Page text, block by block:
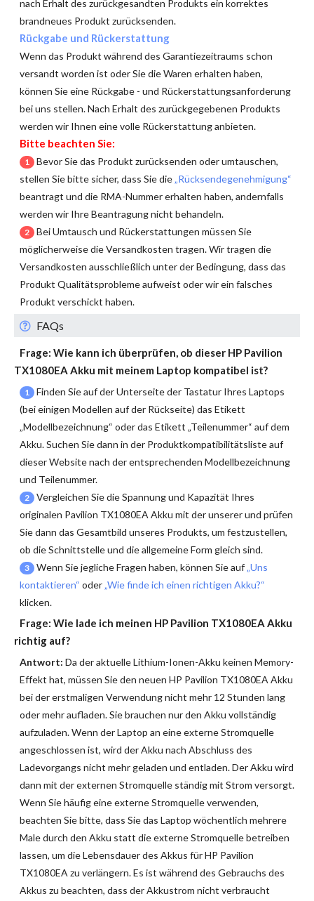
nach Erhalt des zurückgesandten Produkts ein korrektes
brandneues Produkt zurücksenden.
Rückgabe und Rückerstattung
Wenn das Produkt während des Garantiezeitraums schon
versandt worden ist oder Sie die Waren erhalten haben,
können Sie eine Rückgabe - und Rückerstattungsanforderung
bei uns stellen. Nach Erhalt des zurückgegebenen Produkts
werden wir Ihnen eine volle Rückerstattung anbieten.
Bitte beachten Sie:
1
Bevor Sie das Produkt zurücksenden oder umtauschen,
stellen Sie bitte sicher, dass Sie die „Rücksendegenehmigung“
beantragt und die RMA-Nummer erhalten haben, andernfalls
werden wir Ihre Beantragung nicht behandeln.
2
Bei Umtausch und Rückerstattungen müssen Sie
möglicherweise die Versandkosten tragen. Wir tragen die
Versandkosten ausschließlich unter der Bedingung, dass das
Produkt Qualitätsprobleme aufweist oder wir ein falsches
Produkt verschickt haben.
FAQs
Frage: Wie kann ich überprüfen, ob dieser HP Pavilion
TX1080EA Akku mit meinem Laptop kompatibel ist?
1
Finden Sie auf der Unterseite der Tastatur Ihres Laptops
(bei einigen Modellen auf der Rückseite) das Etikett
„Modellbezeichnung“ oder das Etikett „Teilenummer“ auf dem
Akku. Suchen Sie dann in der Produktkompatibilitätsliste auf
dieser Website nach der entsprechenden Modellbezeichnung
und Teilenummer.
2
Vergleichen Sie die Spannung und Kapazität Ihres
originalen Pavilion TX1080EA Akku mit der unserer und prüfen
Sie dann das Gesamtbild unseres Produkts, um festzustellen,
ob die Schnittstelle und die allgemeine Form gleich sind.
3 Wenn Sie jegliche Fragen haben, können Sie auf „Uns
kontaktieren“ oder „Wie finde ich einen richtigen Akku?“
klicken.
Frage: Wie lade ich meinen HP Pavilion TX1080EA Akku
richtig auf?
Antwort: Da der aktuelle Lithium-Ionen-Akku keinen Memory-
Effekt hat, müssen Sie den neuen HP Pavilion TX1080EA Akku
bei der erstmaligen Verwendung nicht mehr 12 Stunden lang
oder mehr aufladen. Sie brauchen nur den Akku vollständig
aufzuladen. Wenn der Laptop an eine externe Stromquelle
angeschlossen ist, wird der Akku nach Abschluss des
Ladevorgangs nicht mehr geladen und entladen. Der Akku wird
dann mit der externen Stromquelle ständig mit Strom versorgt.
Wenn Sie häufig eine externe Stromquelle verwenden,
beachten Sie bitte, dass Sie das Laptop wöchentlich mehrere
Male durch den Akku statt die externe Stromquelle betreiben
lassen, um die Lebensdauer des Akkus für HP Pavilion
TX1080EA zu verlängern. Es ist während des Gebrauchs des
Akkus zu beachten, dass der Akkustrom nicht verbraucht